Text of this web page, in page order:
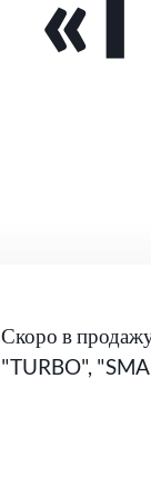
Скоро в
"TURBO",